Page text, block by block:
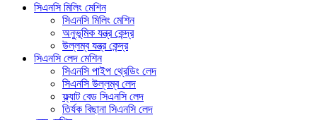
সিএনসি মিলিং মেশিন
সিএনসি মিলিং মেশিন
অনুভূমিক যন্ত্র কেন্দ্র
উল্লম্ব যন্ত্র কেন্দ্র
সিএনসি লেদ মেশিন
সিএনসি পাইপ থ্রেডিং লেদ
সিএনসি উল্লম্ব লেদ
ফ্ল্যাট বেড সিএনসি লেদ
তির্যক বিছানা সিএনসি লেদ